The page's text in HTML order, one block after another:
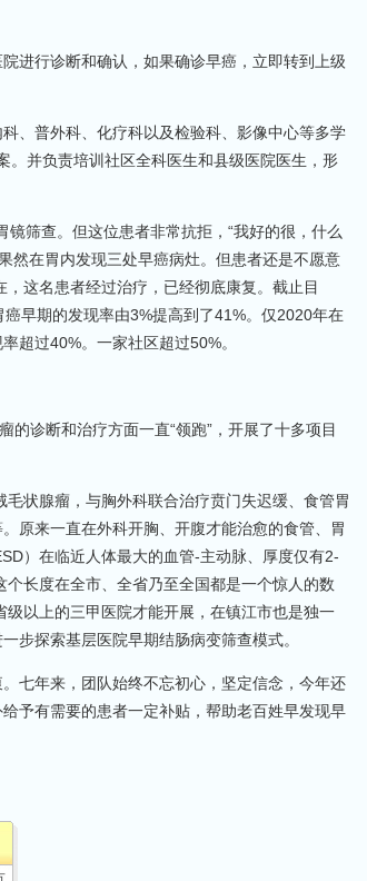
进行诊断和确认，如果确诊早癌，立即转到上级
、普外科、化疗科以及检验科、影像中心等多学
。并负责培训社区全科医生和县级医院医生，形
筛查。但这位患者非常抗拒，“我好的很，什么
然在胃内发现三处早癌病灶。但患者还是不愿意
这名患者经过治疗，已经彻底康复。截止目
早期的发现率由3%提高到了41%。仅2020年在
超过40%。一家社区超过50%。
的诊断和治疗方面一直“领跑”，开展了十多项目
状腺瘤，与胸外科联合治疗贲门失迟缓、食管胃
原来一直在外科开胸、开腹才能治愈的食管、胃
）在临近人体最大的血管-主动脉、厚度仅有2-
长度在全市、全省乃至全国都是一个惊人的数
以上的三甲医院才能开展，在镇江市也是独一
步探索基层医院早期结肠病变筛查模式。
七年来，团队始终不忘初心，坚定信念，今年还
予有需要的患者一定补贴，帮助老百姓早发现早